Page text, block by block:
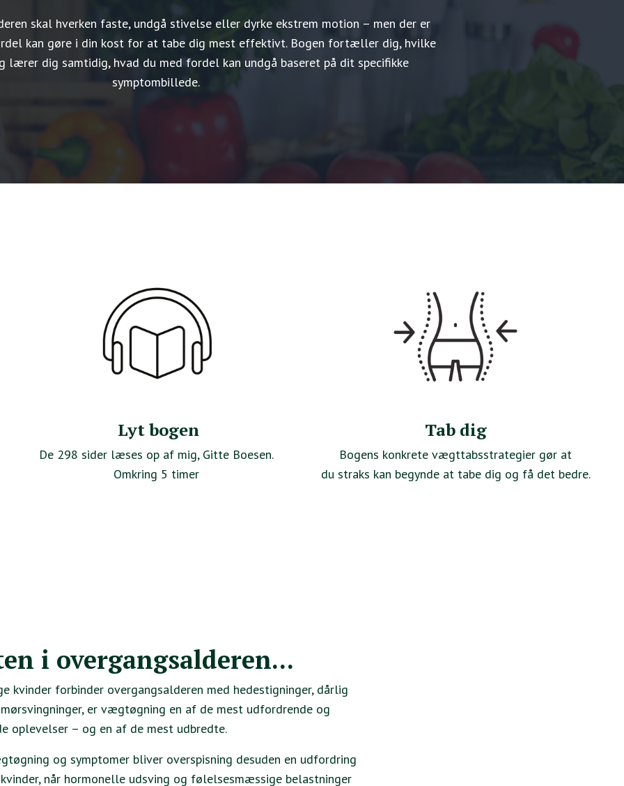
skal hverken faste, undgå stivelse eller dyrke ekstrem motion – men der er
kan gøre i din kost for at tabe dig mest effektivt. Bogen fortæller dig, hvilke
lærer dig samtidig, hvad du med fordel kan undgå baseret på dit specifikke
symptombillede.
Lyt bogen
De 298 sider læses op af mig, Gitte Boesen.
Omkring 5 timer
Tab dig
Bogens konkrete vægttabsstrategier gør at
du straks kan begynde at tabe dig og få det bedre.
i overgangsalderen...
kvinder forbinder overgangsalderen med hedestigninger, dårlig
er vægtøgning en af de mest udfordrende og
oplevelser – og en af de mest udbredte.
og symptomer bliver overspisning desuden en udfordring
når hormonelle udsving og følelsesmæssige belastninger